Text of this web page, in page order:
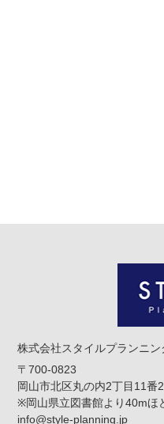
株式会社スタイルプランニン
〒700-0823
岡山市北区丸の内2丁目11
※岡山県立図書館より40mほ
info@style-planning.jp